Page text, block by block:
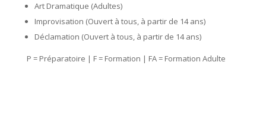
Art Dramatique (Adultes)
Improvisation (Ouvert à tous, à partir de 14 ans)
Déclamation (Ouvert à tous, à partir de 14 ans)
P = Préparatoire | F = Formation | FA = Formation Adulte